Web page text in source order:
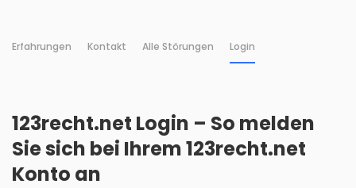
Erfahrungen Kontakt Alle Störungen Login
123recht.net Login – So melden
Sie sich bei Ihrem 123recht.net
Konto an